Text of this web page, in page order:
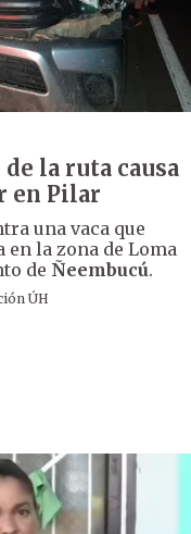
la ruta causa
en Pilar
una vaca que
en la zona de Loma
de Ñeembucú.
ÚH